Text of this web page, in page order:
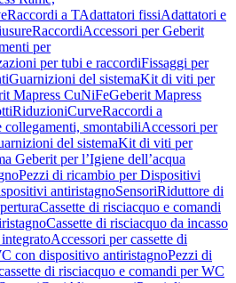
Raccordi a TAdattatori fissiAdattatori e
RaccordiAccessori per Geberit
per
per tubi e raccordiFissaggi per
Guarnizioni del sistemaKit di viti per
Mapress CuNiFeGeberit Mapress
RiduzioniCurveRaccordi a
collegamenti, smontabiliAccessori per
del sistemaKit di viti per
Geberit per l’Igiene dell’acqua
Pezzi di ricambio per Dispositivi
antiristagnoSensoriRiduttore di
Cassette di risciacquo e comandi
Cassette di risciacquo da incasso
Accessori per cassette di
con dispositivo antiristagnoPezzi di
di risciacquo e comandi per WC